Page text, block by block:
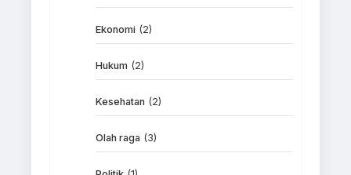
Ekonomi (2)
Hukum (2)
Kesehatan (2)
Olah raga (3)